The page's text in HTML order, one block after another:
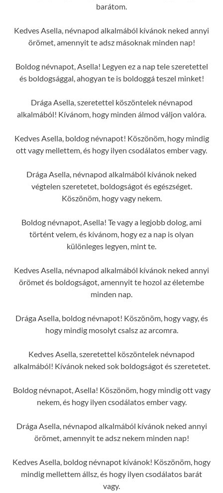
barátom.
Kedves Asella, névnapod alkalmából kívánok neked annyi
örömet, amennyit te adsz másoknak minden nap!
Boldog névnapot, Asella! Legyen ez a nap tele szeretettel
és boldogsággal, ahogyan te is boldoggá teszel minket!
Drága Asella, szeretettel köszöntelek névnapod
alkalmából! Kívánom, hogy minden álmod váljon valóra.
Kedves Asella, boldog névnapot! Köszönöm, hogy mindig
ott vagy mellettem, és hogy ilyen csodálatos ember vagy.
Drága Asella, névnapod alkalmából kívánok neked
végtelen szeretetet, boldogságot és egészséget.
Köszönöm, hogy vagy nekem.
Boldog névnapot, Asella! Te vagy a legjobb dolog, ami
történt velem, és kívánom, hogy ez a nap is olyan
különleges legyen, mint te.
Kedves Asella, névnapod alkalmából kívánok neked annyi
örömet és boldogságot, amennyit te hozol az életembe
minden nap.
Drága Asella, boldog névnapot! Köszönöm, hogy vagy, és
hogy mindig mosolyt csalsz az arcomra.
Kedves Asella, szeretettel köszöntelek névnapod
alkalmából! Kívánok neked sok boldogságot és szeretetet.
Boldog névnapot, Asella! Köszönöm, hogy mindig ott vagy
nekem, és hogy ilyen csodálatos ember vagy.
Drága Asella, névnapod alkalmából kívánok neked annyi
örömet, amennyit te adsz nekem minden nap!
Kedves Asella, boldog névnapot kívánok! Köszönöm, hogy
mindig mellettem állsz, és hogy ilyen csodálatos barát
vagy.